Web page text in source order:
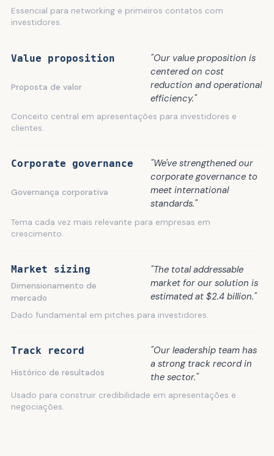
Essencial para networking e primeiros contatos com
investidores.
Value proposition
Proposta de valor
"Our value proposition is
centered on cost
reduction and operational
efficiency."
Conceito central em apresentações para investidores e
clientes.
Corporate governance
Governança corporativa
"We've strengthened our
corporate governance to
meet international
standards."
Tema cada vez mais relevante para empresas em
crescimento.
Market sizing
Dimensionamento de
mercado
"The total addressable
market for our solution is
estimated at $2.4 billion."
Dado fundamental em pitches para investidores.
Track record
Histórico de resultados
"Our leadership team has
a strong track record in
the sector."
Usado para construir credibilidade em apresentações e
negociações.